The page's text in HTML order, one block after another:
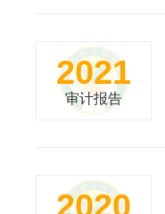
2021
审计报告
2020